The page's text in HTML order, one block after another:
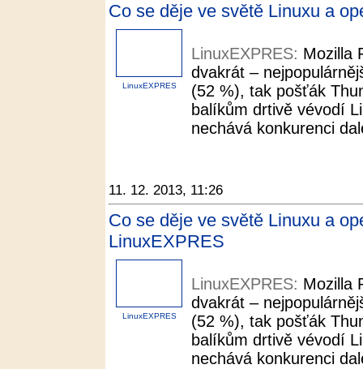
Co se děje ve světě Linuxu a
LinuxEXPRES
LinuxEXPRES: Mozilla
dvakrát –
(52 %), tak pošťák
balíkům drtivě vévodí
nechává konkurenci
11. 12. 2013, 11:26
Co se děje ve světě Linuxu a
LinuxEXPRES
LinuxEXPRES
LinuxEXPRES: Mozilla
dvakrát –
(52 %), tak pošťák
balíkům drtivě vévodí
nechává konkurenci